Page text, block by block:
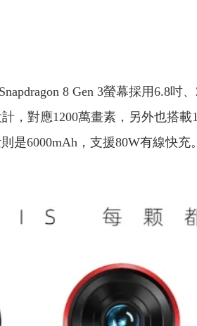
8 Gen 3螢幕採用6.8吋
，對應1200萬畫素，另外也搭載
是6000mAh，支援80W有線快充。